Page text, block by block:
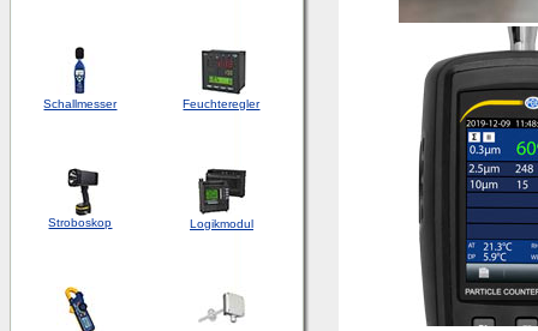
Schallmesser Feuchteregler
Stroboskop Logikmodul